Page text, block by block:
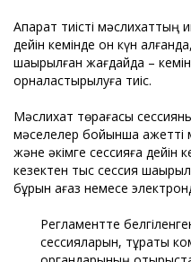
Ақпарат тиісті мәслихаттың
дейін кемінде он күн
шақырылған жағдайда –
орналастырылуға тиіс.
Мәслихат төрағасы
мәселелер бойынша
және әкімге сессияға дейін
кезектен тыс сессия
бұрын қағаз немесе
Регламентте
сессияларын, тұрақты